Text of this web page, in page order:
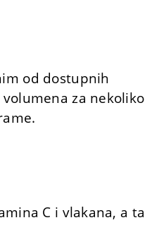
od dostupnih
za nekoliko
C i vlakana, a ta